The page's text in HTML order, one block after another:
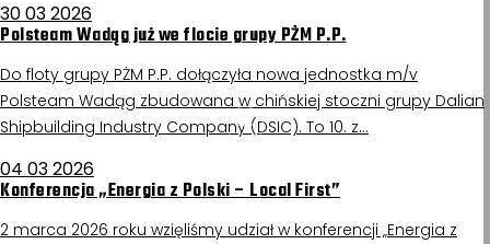
30 03 2026
Polsteam Wadąg już we flocie grupy PŻM P.P.
Do floty grupy PŻM P.P. dołączyła nowa jednostka m/v
Polsteam Wadąg zbudowana w chińskiej stoczni grupy Dalian
Shipbuilding Industry Company (DSIC). To 10. z…
04 03 2026
Konferencja „Energia z Polski – Local First”
2 marca 2026 roku wzięliśmy udział w konferencji „Energia z